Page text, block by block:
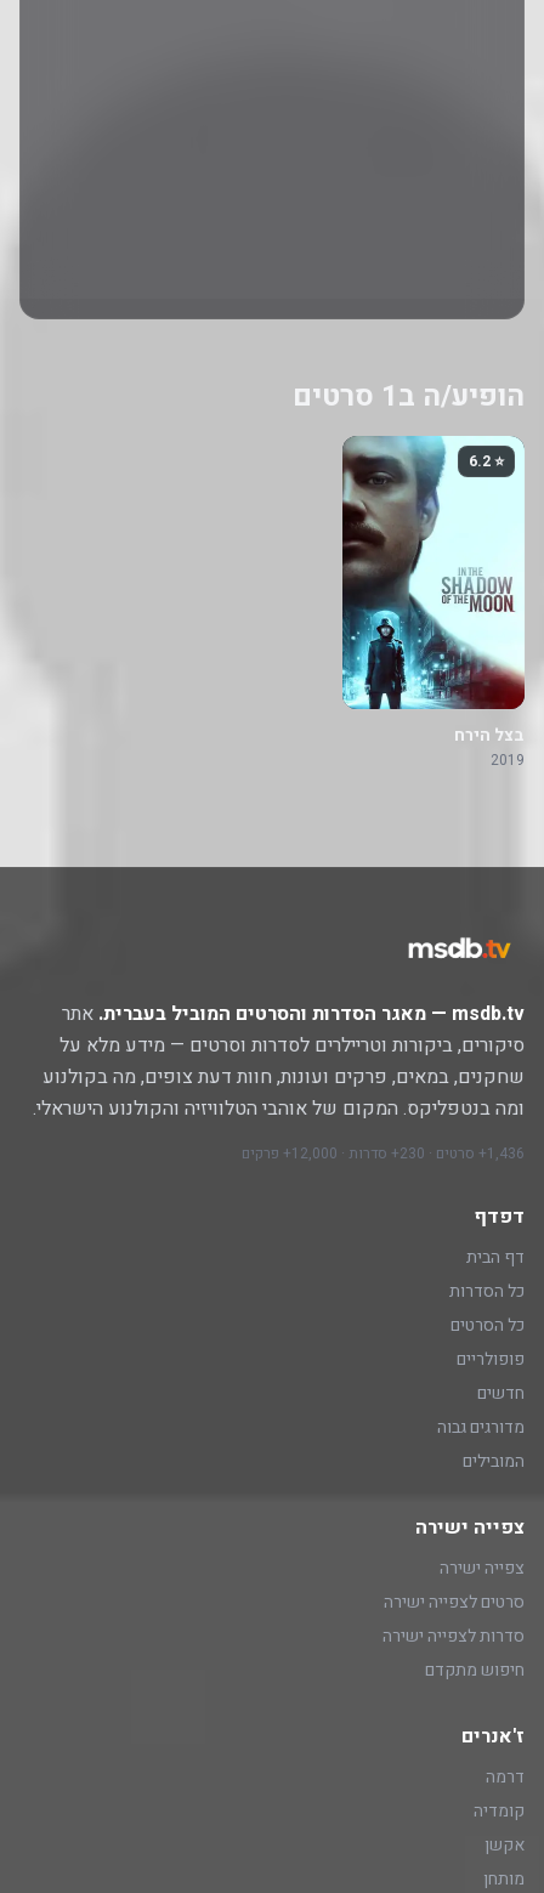
הופיע/ה ב1 סרטים
⭐ 6.2
בצל הירח
2019
msdb.tv — מאגר הסדרות והסרטים המוביל בעברית.
אתר
סיקורים, ביקורות וטריילרים לסדרות וסרטים — מידע מלא על
שחקנים, במאים, פרקים ועונות, חוות דעת צופים, מה בקולנוע
ומה בנטפליקס. המקום של אוהבי הטלוויזיה והקולנוע הישראלי.
1,436+ סרטים · 230+ סדרות · 12,000+ פרקים
דפדף
דף הבית
כל הסדרות
כל הסרטים
פופולריים
חדשים
מדורגים גבוה
המובילים
צפייה ישירה
צפייה ישירה
סרטים לצפייה ישירה
סדרות לצפייה ישירה
חיפוש מתקדם
ז'אנרים
דרמה
קומדיה
אקשן
מותחן